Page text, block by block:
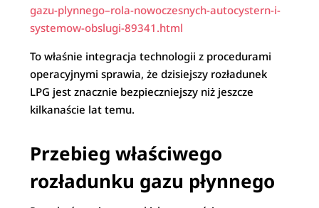
gazu-plynnego–rola-nowoczesnych-autocystern-i-
systemow-obslugi-89341.html
To właśnie integracja technologii z procedurami
operacyjnymi sprawia, że dzisiejszy rozładunek
LPG jest znacznie bezpieczniejszy niż jeszcze
kilkanaście lat temu.
Przebieg właściwego
rozładunku gazu płynnego